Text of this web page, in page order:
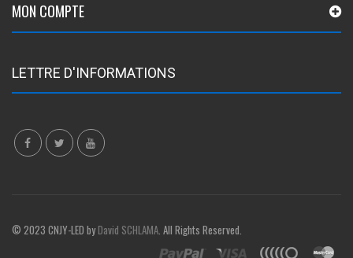
MON COMPTE
LETTRE D'INFORMATIONS
© 2023 CNJY-LED byDavid SCHLAMA. All Rights Reserved.